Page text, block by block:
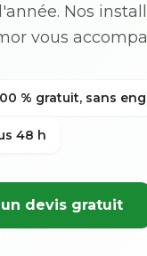
Nos
vous
% gratuit, sans
48 h
devis gratuit